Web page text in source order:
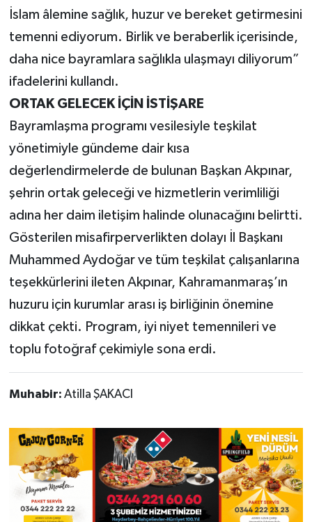
İslam âlemine sağlık, huzur ve bereket getirmesini
temenni ediyorum. Birlik ve beraberlik içerisinde,
daha nice bayramlara sağlıkla ulaşmayı diliyorum”
ifadelerini kullandı.
ORTAK GELECEK İÇİN İSTİŞARE
Bayramlaşma programı vesilesiyle teşkilat
yönetimiyle gündeme dair kısa
değerlendirmelerde de bulunan Başkan Akpınar,
şehrin ortak geleceği ve hizmetlerin verimliliği
adına her daim iletişim halinde olunacağını belirtti.
Gösterilen misafirperverlikten dolayı İl Başkanı
Muhammed Aydoğar ve tüm teşkilat çalışanlarına
teşekkürlerini ileten Akpınar, Kahramanmaraş’ın
huzuru için kurumlar arası iş birliğinin önemine
dikkat çekti. Program, iyi niyet temennileri ve
toplu fotoğraf çekimiyle sona erdi.
Muhabir: Atilla ŞAKACI